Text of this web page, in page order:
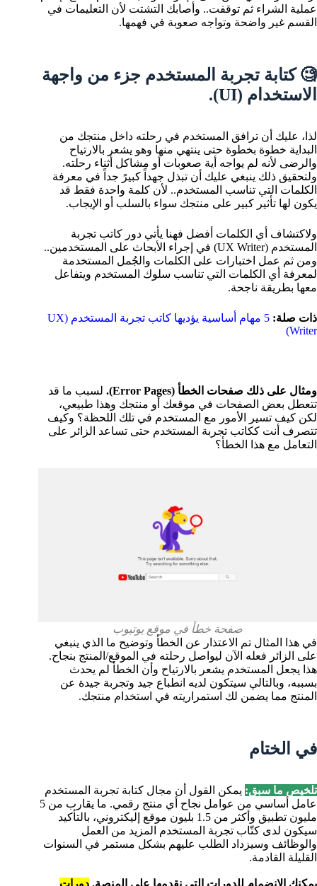
عملية الشراء ثم توقفت.. وأصابك التشتت لأن التعليمات في
القسم غير واضحة وتواجه صعوبة في فهمها.
🧐 كتابة تجربة المستخدم جزء من واجهة
الاستخدام (UI).
لذا، عليك أن ترافق المستخدم في رحلته داخل منتجك من
البداية خطوة بخطوة حتى ينتهي منها وهو يشعر بالارتياح
والرضى لأنه لم يواجه أية صعوبات أو مشاكل أثناء رحلته.
ولتحقيق ذلك ينبغي عليك أن تبذل جهداً كبيرً جداً في معرفة
الكلمات التي تناسب المستخدم.. لأن كلمة واحدة فقط قد
يكون لها تأثير كبير على منتجك سواء بالسلب أو الإيجاب.
ولاكتشاف أي الكلمات أفضل فهنا يأتي دور كاتب تجربة
المستخدم (UX Writer) في إجراء الأبحاث على المستخدمين..
ومن ثم عمل اختبارات على الكلمات والجُمل المستخدمة
لمعرفة أي الكلمات التي تناسب سلوك المستخدم ويتفاعل
معها بطريقة ناجحة.
ذات صلة:
5 مهام أساسية يؤديها كاتب تجربة المستخدم (UX
Writer)
ومثال على ذلك صفحات الخطأ (Error Pages).
لسبب ما قد
تتعطل بعض الصفحات في موقعك أو منتجك وهذا طبيعي،
لكن كيف تسير الأمور مع المستخدم في تلك اللحظة؟ وكيف
تتصرف أنت ككاتب تجربة المستخدم حتى تساعد الزائر على
التعامل مع هذا الخطأ؟
صفحة خطأ في موقع يوتيوب
في هذا المثال تم الاعتذار عن الخطأ وتوضيح ما الذي ينبغي
على الزائر فعله الآن ليواصل رحلته في الموقع/المنتج بنجاح.
هذا يجعل المستخدم يشعر بالارتياح وأن الخطأ لم يحدث
بسببه، وبالتالي سيتكون لديه انطباع جيد وتجربة جيدة عن
المنتج مما يضمن لك استمراريته في استخدام منتجك.
في الختام
تلخيص ما سبق: يمكن القول أن مجال كتابة تجربة المستخدم
عامل أساسي من عوامل نجاح أي منتج رقمي. ما يقارب من 5
مليون تطبيق وأكثر من 1.5 بليون موقع إليكتروني، بالتأكيد
سيكون لدى كتّاب تجربة المستخدم المزيد من العمل
والوظائف وسيزداد الطلب عليهم بشكل مستمر في السنوات
القليلة القادمة.